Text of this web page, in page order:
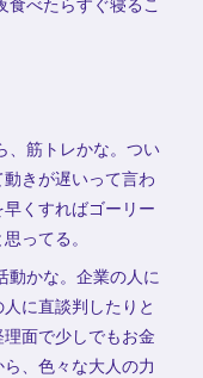
、筋トレかな。つい
きが遅いって言わ
くすればゴーリー
ってる。
動かな。企業の人に
に直談判したりと
面で少しでもお金
、色々な大人の力